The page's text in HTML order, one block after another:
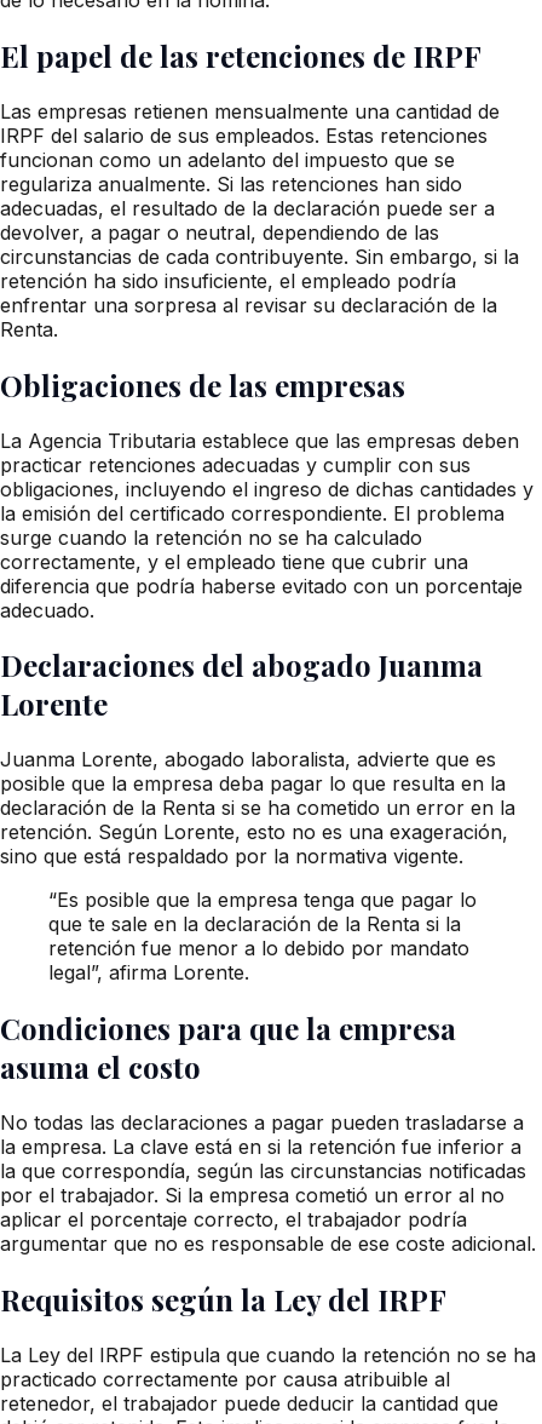
El papel de las retenciones de IRPF
Las empresas retienen mensualmente una cantidad de
IRPF del salario de sus empleados. Estas retenciones
funcionan como un adelanto del impuesto que se
regulariza anualmente. Si las retenciones han sido
adecuadas, el resultado de la declaración puede ser a
devolver, a pagar o neutral, dependiendo de las
circunstancias de cada contribuyente. Sin embargo, si la
retención ha sido insuficiente, el empleado podría
enfrentar una sorpresa al revisar su declaración de la
Renta.
Obligaciones de las empresas
La Agencia Tributaria establece que las empresas deben
practicar retenciones adecuadas y cumplir con sus
obligaciones, incluyendo el ingreso de dichas cantidades y
la emisión del certificado correspondiente. El problema
surge cuando la retención no se ha calculado
correctamente, y el empleado tiene que cubrir una
diferencia que podría haberse evitado con un porcentaje
adecuado.
Declaraciones del abogado Juanma
Lorente
Juanma Lorente, abogado laboralista, advierte que es
posible que la empresa deba pagar lo que resulta en la
declaración de la Renta si se ha cometido un error en la
retención. Según Lorente, esto no es una exageración,
sino que está respaldado por la normativa vigente.
“Es posible que la empresa tenga que pagar lo
que te sale en la declaración de la Renta si la
retención fue menor a lo debido por mandato
legal”, afirma Lorente.
Condiciones para que la empresa
asuma el costo
No todas las declaraciones a pagar pueden trasladarse a
la empresa. La clave está en si la retención fue inferior a
la que correspondía, según las circunstancias notificadas
por el trabajador. Si la empresa cometió un error al no
aplicar el porcentaje correcto, el trabajador podría
argumentar que no es responsable de ese coste adicional.
Requisitos según la Ley del IRPF
La Ley del IRPF estipula que cuando la retención no se ha
practicado correctamente por causa atribuible al
retenedor, el trabajador puede deducir la cantidad que